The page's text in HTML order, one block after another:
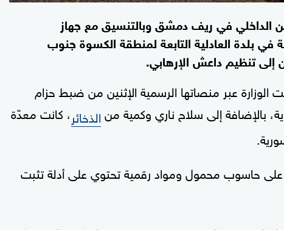
الداخلي في ريف دمشق وبالتنسيق مع جهاز
في بلدة العادلية التابعة لمنطقة الكسوة جنوب
تنظيم داعش الإرهابي.
عبر منصاتها الرسمية الإثنين من ضبط حزام
بالإضافة إلى سلاح ناري وكمية من الذخائر، كانت معدّة
على حاسوب محمول ومواد رقمية تحتوي على أدلة تثبت